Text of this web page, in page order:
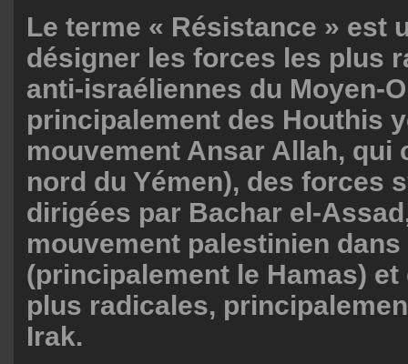
Le terme « Résistance » est
désigner les forces les plus
anti-israéliennes du Moyen-
principalement des Houthis
mouvement Ansar Allah, qui
nord du Yémen), des forces
dirigées par Bachar el-
mouvement palestinien
(principalement le Hamas)
plus radicales,
Irak.